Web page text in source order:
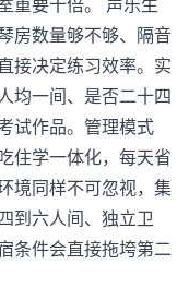
房数量够不够、隔音
接决定练习效率。实
均一间、是否二十四
试作品。管理模式
住学一体化，每天省
境同样不可忽视，集
到六人间、独立卫
条件会直接拖垮第二